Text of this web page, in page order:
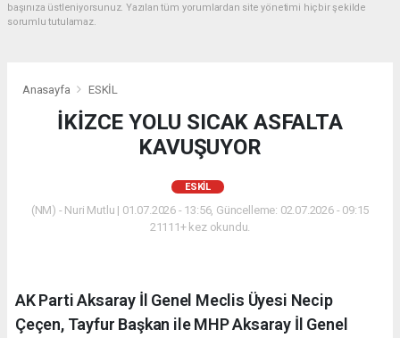
başınıza üstleniyorsunuz. Yazılan tüm yorumlardan site yönetimi hiçbir şekilde
sorumlu tutulamaz.
Anasayfa ESKİL
İKİZCE YOLU SICAK ASFALTA
KAVUŞUYOR
ESKİL
(NM) - Nuri Mutlu | 01.07.2026 - 13:56, Güncelleme: 02.07.2026 - 09:15
21111+ kez okundu.
AK Parti Aksaray İl Genel Meclis Üyesi Necip
Çeçen, Tayfur Başkan ile MHP Aksaray İl Genel